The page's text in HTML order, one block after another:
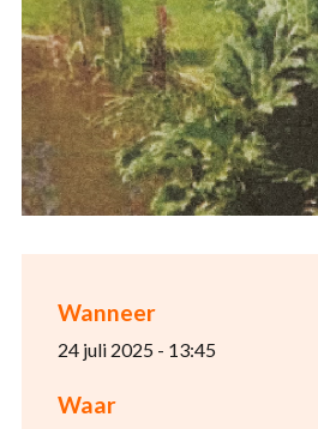
Wanneer
24 juli 2025 - 13:45
Waar